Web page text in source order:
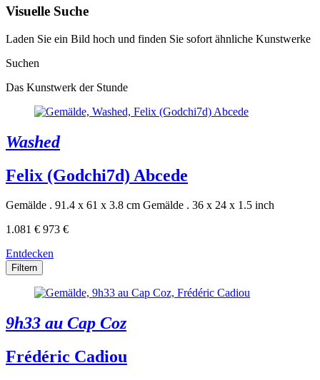
Visuelle Suche
Laden Sie ein Bild hoch und finden Sie sofort ähnliche Kunstwerke
Suchen
Das Kunstwerk der Stunde
Washed
Felix (Godchi7d) Abcede
Gemälde . 91.4 x 61 x 3.8 cm Gemälde . 36 x 24 x 1.5 inch
1.081 € 973 €
Entdecken
Filtern
9h33 au Cap Coz
Frédéric Cadiou